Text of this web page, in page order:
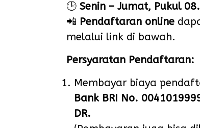
🕒 Senin – Jumat, Pukul
📲 Pendaftaran online
melalui link di bawah.
Persyaratan Pendaftaran:
Membayar biaya
Bank BRI No.
DR.